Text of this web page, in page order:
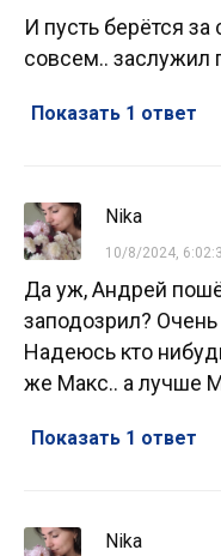
И пусть берётся
совсем.. заслужил
Показать 1 ответ
Nika
10/8/2024,
Да уж, Андрей
заподозрил?
Надеюсь кто
же Макс.. а лучше
Показать 1 ответ
Nika